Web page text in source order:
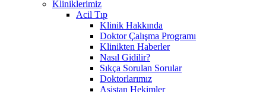
Kliniklerimiz
Acil Tıp
Klinik Hakkında
Doktor Çalışma Programı
Klinikten Haberler
Nasıl Gidilir?
Sıkça Sorulan Sorular
Doktorlarımız
Asistan Hekimler